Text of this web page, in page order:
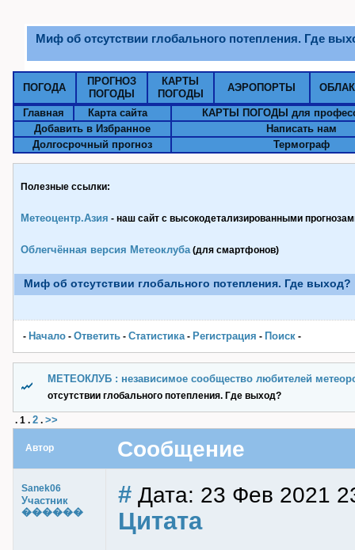
Миф об отсутствии глобального потепления. Где
ПОГОДА
ПРОГНОЗ
ПОГОДЫ
КАРТЫ
ПОГОДЫ
АЭРОПОРТЫ
Главная Карта сайта
КАРТЫ ПОГОДЫ для
Добавить в Избранное
Написать нам
Долгосрочный прогноз
Термограф
Полезные ссылки:
Метеоцентр.Азия - наш сайт с высокодетализированными
Облегчённая версия Метеоклуба(для смартфонов)
Миф об отсутствии глобального потепления. Где выход?
- Начало - Ответить - Статистика- Pегистрация - Поиск -
МЕТЕОКЛУБ : независимое сообщество любителей
отсутствии глобального потепления. Где выход?
. 1 . 2 . >>
Автор Сообщение
Sanek06
Участник
������
# Дата: 23 Фев 2021
Цитата